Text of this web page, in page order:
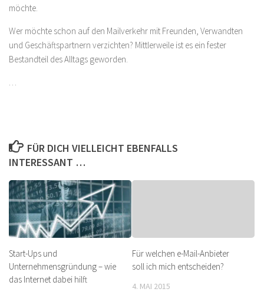
möchte.
Wer möchte schon auf den Mailverkehr mit Freunden, Verwandten
und Geschäftspartnern verzichten? Mittlerweile ist es ein fester
Bestandteil des Alltags geworden.
…
FÜR DICH VIELLEICHT EBENFALLS
INTERESSANT …
Start-Ups und
Unternehmensgründung – wie
das Internet dabei hilft
Für welchen e-Mail-Anbieter
soll ich mich entscheiden?
4. MAI 2015